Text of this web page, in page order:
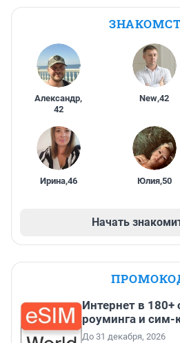
Александр,
42
New,42
Ирина,46 Юлия,50
Начать
Интернет в 180+
роуминга и сим-
До 31 декабря, 2026